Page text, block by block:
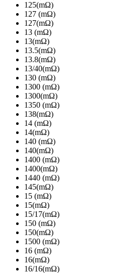
125(mΩ)
127 (mΩ)
127(mΩ)
13 (mΩ)
13(mΩ)
13.5(mΩ)
13.8(mΩ)
13/40(mΩ)
130 (mΩ)
1300 (mΩ)
1300(mΩ)
1350 (mΩ)
138(mΩ)
14 (mΩ)
14(mΩ)
140 (mΩ)
140(mΩ)
1400 (mΩ)
1400(mΩ)
1440 (mΩ)
145(mΩ)
15 (mΩ)
15(mΩ)
15/17(mΩ)
150 (mΩ)
150(mΩ)
1500 (mΩ)
16 (mΩ)
16(mΩ)
16/16(mΩ)